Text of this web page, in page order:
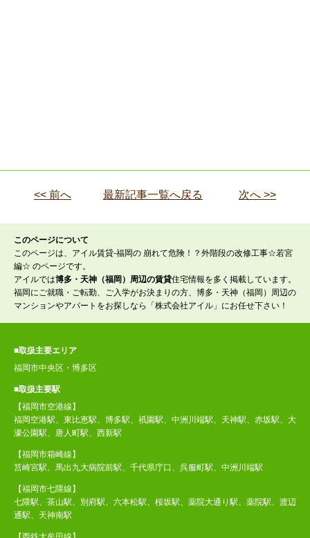
<< 前へ 最新記事一覧へ戻る 次へ >>
このページについて
このページは、アイル賃貸-福岡の 崩れて危険！？外階段の改修工事☆若宮
編☆ のページです。
アイルでは博多・天神（福岡）周辺の賃貸住宅情報を多く掲載しています。
福岡にご就職・ご転勤、ご入学がお決まりの方、博多・天神（福岡）周辺の
マンションやアパートをお探しなら「株式会社アイル」にお任せ下さい！
■取扱主要エリア
福岡市中央区・博多区
■取扱主要駅
【福岡市空港線】
福岡空港駅、東比恵駅、博多駅、祇園駅、中洲川端駅、天神駅、赤坂駅、大
濠公園駅、唐人町駅、西新駅
【福岡市箱崎線】
筥崎宮駅、馬出九大病院前駅、千代県庁口、呉服町駅、中洲川端駅
【福岡市七隈線】
七隈駅、茶山駅、別府駅、六本松駅、桜坂駅、薬院大通り駅、薬院駅、渡辺
通駅、天神南駅